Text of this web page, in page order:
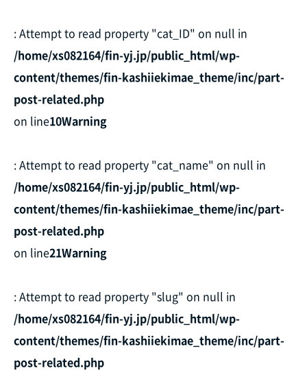
: Attempt to read property "cat_ID" on null in
/home/xs082164/fin-yj.jp/public_html/wp-
content/themes/fin-kashiiekimae_theme/inc/part-
post-related.php
on line10Warning
: Attempt to read property "cat_name" on null in
/home/xs082164/fin-yj.jp/public_html/wp-
content/themes/fin-kashiiekimae_theme/inc/part-
post-related.php
on line21Warning
: Attempt to read property "slug" on null in
/home/xs082164/fin-yj.jp/public_html/wp-
content/themes/fin-kashiiekimae_theme/inc/part-
post-related.php